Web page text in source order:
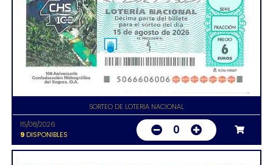
SORTEO DE LOTERIA NACIONAL
15/08/2026
9DISPONIBLES 0